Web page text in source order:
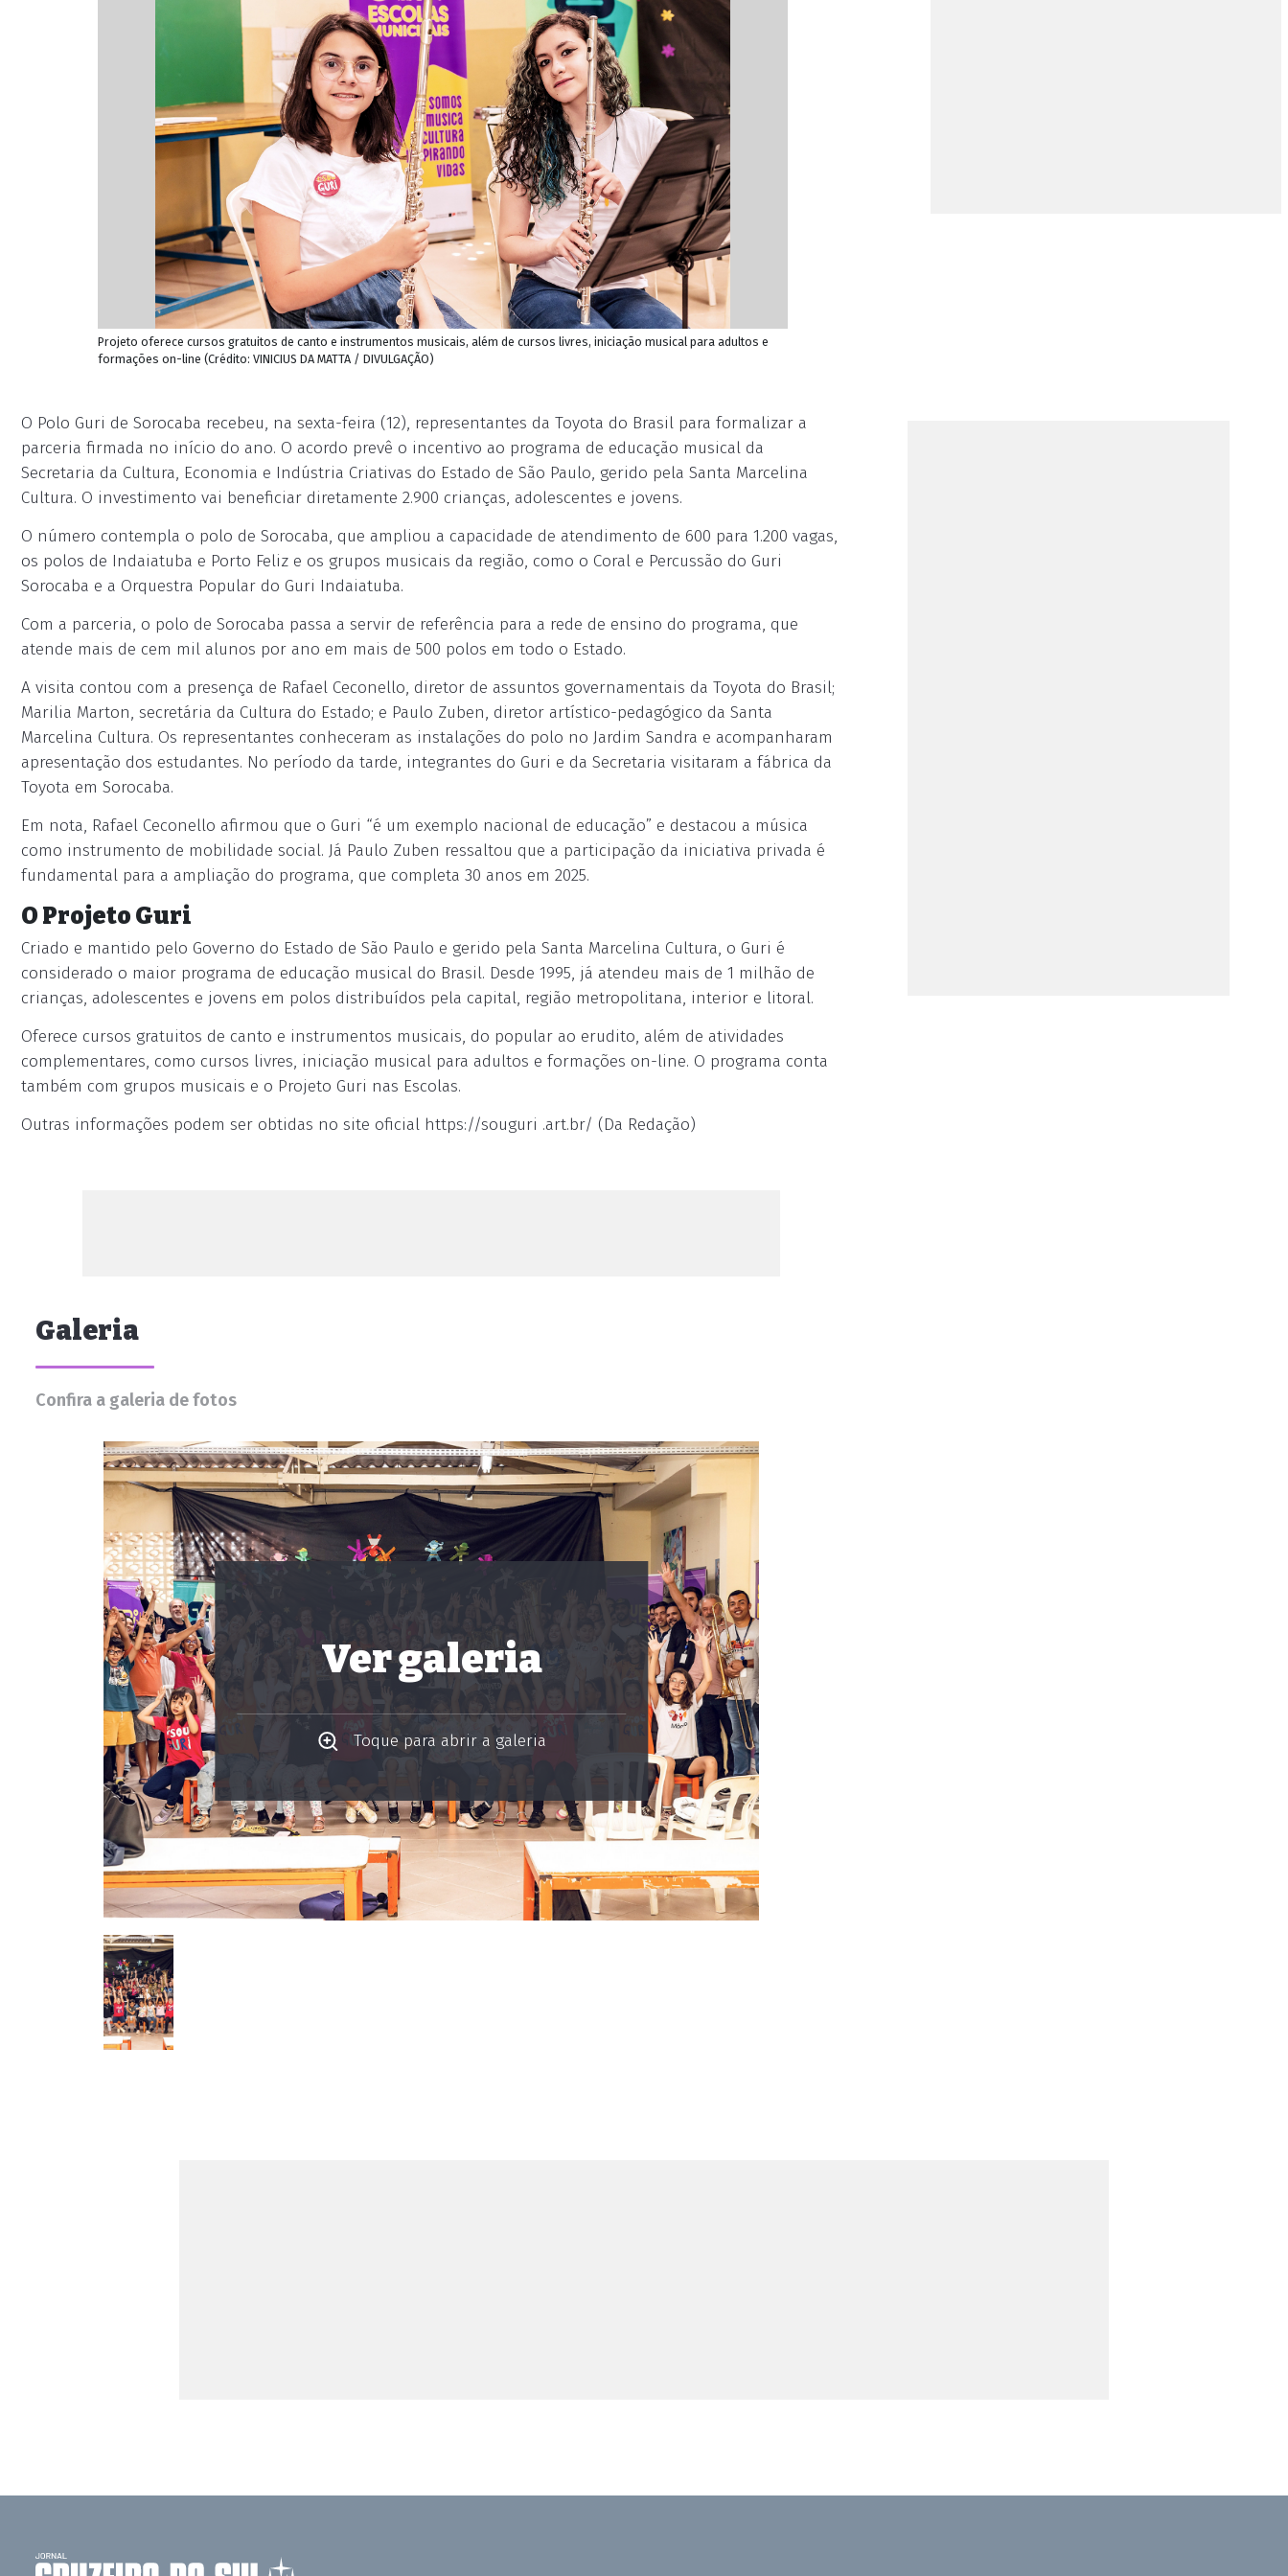
Projeto oferece cursos gratuitos de canto e instrumentos musicais, além de cursos livres, iniciação musical para adultos e
formações on-line (Crédito: VINICIUS DA MATTA / DIVULGAÇÃO)
O Polo Guri de Sorocaba recebeu, na sexta-feira (12), representantes da Toyota do Brasil para formalizar a
parceria firmada no início do ano. O acordo prevê o incentivo ao programa de educação musical da
Secretaria da Cultura, Economia e Indústria Criativas do Estado de São Paulo, gerido pela Santa Marcelina
Cultura. O investimento vai beneficiar diretamente 2.900 crianças, adolescentes e jovens.
O número contempla o polo de Sorocaba, que ampliou a capacidade de atendimento de 600 para 1.200 vagas,
os polos de Indaiatuba e Porto Feliz e os grupos musicais da região, como o Coral e Percussão do Guri
Sorocaba e a Orquestra Popular do Guri Indaiatuba.
Com a parceria, o polo de Sorocaba passa a servir de referência para a rede de ensino do programa, que
atende mais de cem mil alunos por ano em mais de 500 polos em todo o Estado.
A visita contou com a presença de Rafael Ceconello, diretor de assuntos governamentais da Toyota do Brasil;
Marilia Marton, secretária da Cultura do Estado; e Paulo Zuben, diretor artístico-pedagógico da Santa
Marcelina Cultura. Os representantes conheceram as instalações do polo no Jardim Sandra e acompanharam
apresentação dos estudantes. No período da tarde, integrantes do Guri e da Secretaria visitaram a fábrica da
Toyota em Sorocaba.
Em nota, Rafael Ceconello afirmou que o Guri “é um exemplo nacional de educação” e destacou a música
como instrumento de mobilidade social. Já Paulo Zuben ressaltou que a participação da iniciativa privada é
fundamental para a ampliação do programa, que completa 30 anos em 2025.
O Projeto Guri
Criado e mantido pelo Governo do Estado de São Paulo e gerido pela Santa Marcelina Cultura, o Guri é
considerado o maior programa de educação musical do Brasil. Desde 1995, já atendeu mais de 1 milhão de
crianças, adolescentes e jovens em polos distribuídos pela capital, região metropolitana, interior e litoral.
Oferece cursos gratuitos de canto e instrumentos musicais, do popular ao erudito, além de atividades
complementares, como cursos livres, iniciação musical para adultos e formações on-line. O programa conta
também com grupos musicais e o Projeto Guri nas Escolas.
Outras informações podem ser obtidas no site oficial https://souguri .art.br/ (Da Redação)
Galeria
Confira a galeria de fotos
Ver galeria
Toque para abrir a galeria